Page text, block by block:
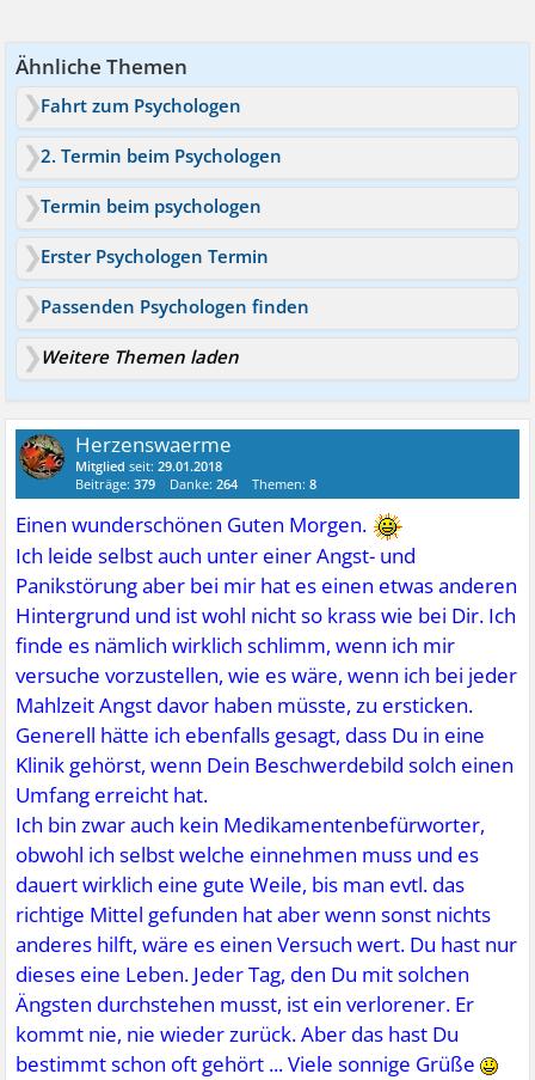
Ähnliche Themen
Fahrt zum Psychologen
2. Termin beim Psychologen
Termin beim psychologen
Erster Psychologen Termin
Passenden Psychologen finden
Weitere Themen laden
Herzenswaerme
Mitglied seit:29.01.2018
Beiträge:379 Danke:264 Themen:8
Einen wunderschönen Guten Morgen.
Ich leide selbst auch unter einer Angst- und
Panikstörung aber bei mir hat es einen etwas anderen
Hintergrund und ist wohl nicht so krass wie bei Dir. Ich
finde es nämlich wirklich schlimm, wenn ich mir
versuche vorzustellen, wie es wäre, wenn ich bei jeder
Mahlzeit Angst davor haben müsste, zu ersticken.
Generell hätte ich ebenfalls gesagt, dass Du in eine
Klinik gehörst, wenn Dein Beschwerdebild solch einen
Umfang erreicht hat.
Ich bin zwar auch kein Medikamentenbefürworter,
obwohl ich selbst welche einnehmen muss und es
dauert wirklich eine gute Weile, bis man evtl. das
richtige Mittel gefunden hat aber wenn sonst nichts
anderes hilft, wäre es einen Versuch wert. Du hast nur
dieses eine Leben. Jeder Tag, den Du mit solchen
Ängsten durchstehen musst, ist ein verlorener. Er
kommt nie, nie wieder zurück. Aber das hast Du
bestimmt schon oft gehört ... Viele sonnige Grüße